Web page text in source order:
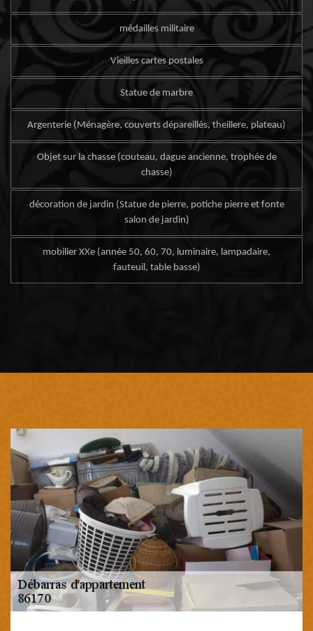
médailles militaire
Vieilles cartes postales
Statue de marbre
Argenterie (Ménagère, couverts dépareillés, theillere, plateau)
Objet sur la chasse (couteau, dague ancienne, trophée de
chasse)
décoration de jardin (Statue de pierre, potiche pierre et fonte
salon de jardin)
mobilier XXe (année 50, 60, 70, luminaire, lampadaire,
fauteuil, table basse)